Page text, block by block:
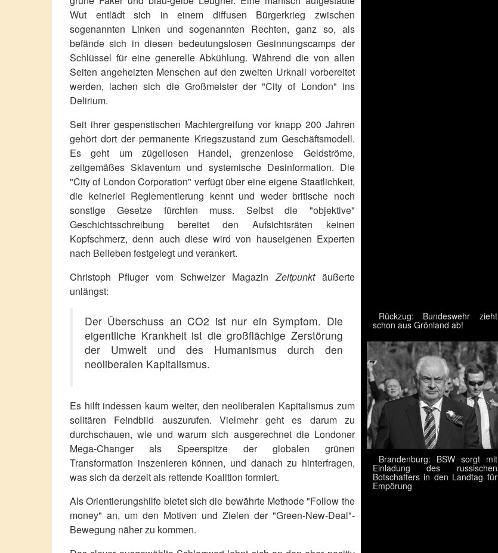
Wut entlädt sich in einem diffusen Bürgerkrieg zwischen
sogenannten Linken und sogenannten Rechten, ganz so, als
befände sich in diesen bedeutungslosen Gesinnungscamps der
Schlüssel für eine generelle Abkühlung. Während die von allen
Seiten angeheizten Menschen auf den zweiten Urknall vorbereitet
werden, lachen sich die Großmeister der "City of London" ins
Delirium.
Seit ihrer gespenstischen Machtergreifung vor knapp 200 Jahren
gehört dort der permanente Kriegszustand zum Geschäftsmodell.
Es geht um zügellosen Handel, grenzenlose Geldströme,
zeitgemäßes Sklaventum und systemische Desinformation. Die
"City of London Corporation" verfügt über eine eigene Staatlichkeit,
die keinerlei Reglementierung kennt und weder britische noch
sonstige Gesetze fürchten muss. Selbst die "objektive"
Geschichtsschreibung bereitet den Aufsichtsräten keinen
Kopfschmerz, denn auch diese wird von hauseigenen Experten
nach Belieben festgelegt und verankert.
Christoph Pfluger vom Schweizer MagazinZeitpunktäußerte
unlängst:
Der Überschuss an CO2 ist nur ein Symptom. Die
eigentliche Krankheit ist die großflächige Zerstörung
der Umwelt und des Humanismus durch den
neoliberalen Kapitalismus.
Es hilft indessen kaum weiter, den neoliberalen Kapitalismus zum
solitären Feindbild auszurufen. Vielmehr geht es darum zu
durchschauen, wie und warum sich ausgerechnet die Londoner
Mega-Changer als Speerspitze der globalen grünen
Transformation inszenieren können, und danach zu hinterfragen,
was sich da derzeit als rettende Koalition formiert.
Als Orientierungshilfe bietet sich die bewährte Methode "Follow the
money" an, um den Motiven und Zielen der "Green-New-Deal"-
Bewegung näher zu kommen.
Rückzug: Bundeswehr zieht
schon aus Grönland ab!
Brandenburg: BSW sorgt mit
Einladung des russischen
Botschafters in den Landtag für
Empörung